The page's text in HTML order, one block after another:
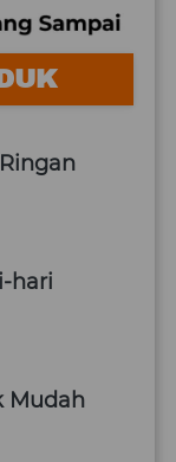
hari
Mudah